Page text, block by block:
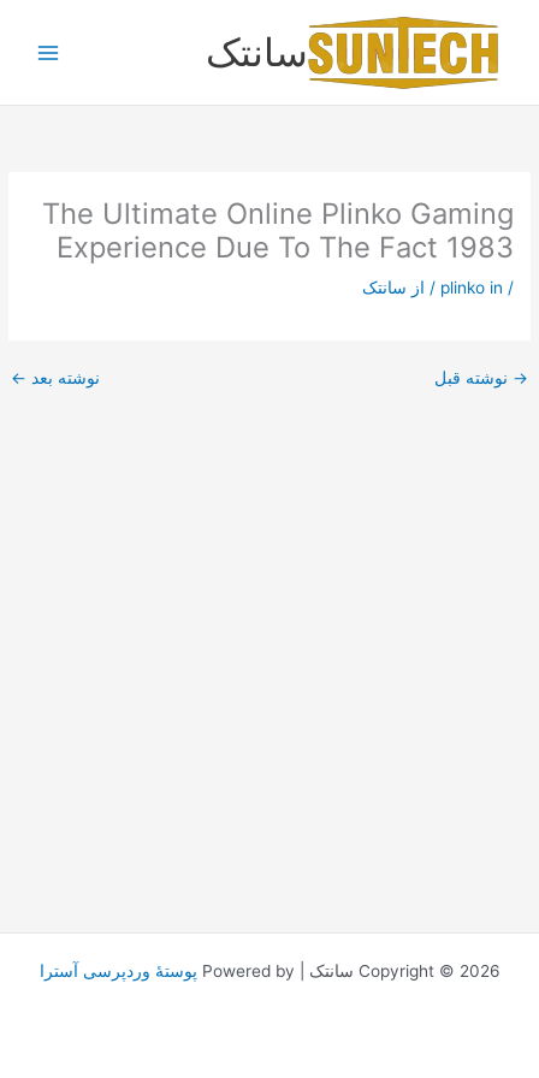
سانتک
The Ultimate Online Plinko Gaming
Experience Due To The Fact 1983
/
plinko in / از سانتک
→ نوشته قبل نوشته بعد ←
Copyright © 2026 سانتک | Powered by پوستهٔ وردپرسی آسترا